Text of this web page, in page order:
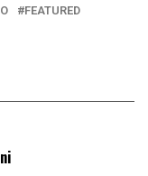
FEATURED